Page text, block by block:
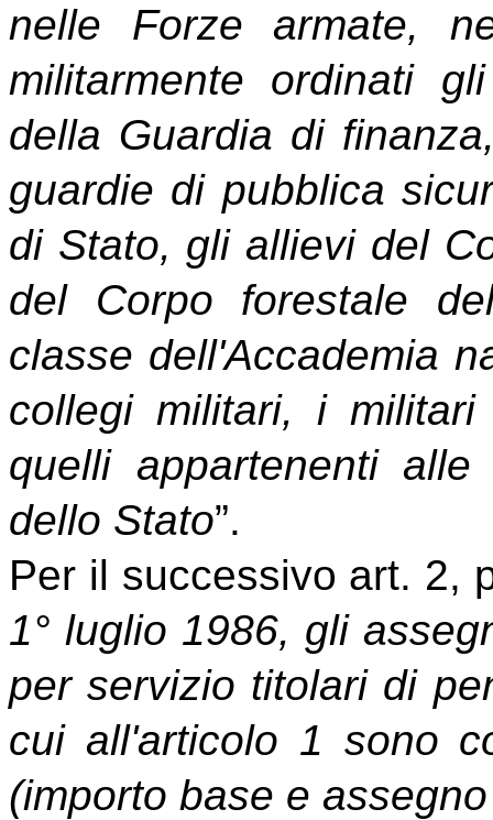
nelle Forze armate,
militarmente ordinati
della Guardia di
guardie di pubblica
di Stato, gli allievi del
del Corpo forestale
classe dell'Accademia
collegi militari, i
quelli appartenenti
dello Stato”.
Per il successivo art. 2,
1° luglio 1986, gli
per servizio titolari di
cui all'articolo 1 sono
(importo base e